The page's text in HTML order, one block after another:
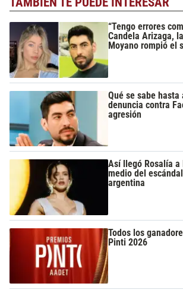
“Tengo errores
Candela Arizaga,
Moyano rompió el
Qué se sabe hasta
denuncia contra
agresión
Así llegó Rosalía a
medio del
argentina
Todos los
Pinti 2026